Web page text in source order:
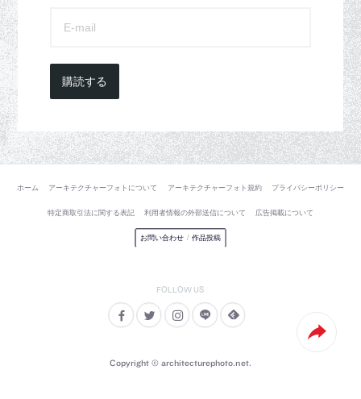
購読する
ホーム アーキテクチャーフォトについて アーキテクチャーフォト規約 プライバシーポリシー
特定商取引法に関する表記 利用者情報の外部送信について 広告掲載について
お問い合わせ / 作品投稿
Copyright © architecturephoto.net.